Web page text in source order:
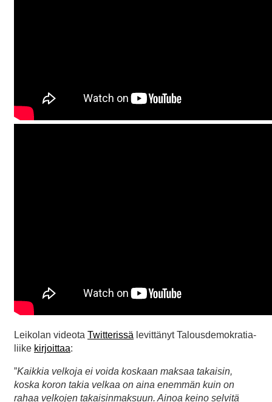
Leikolan videota Twitterissä levittänyt Talousdemokratia-
liike kirjoittaa:
”Kaikkia velkoja ei voida koskaan maksaa takaisin,
koska koron takia velkaa on aina enemmän kuin on
rahaa velkojen takaisinmaksuun. Ainoa keino selvitä